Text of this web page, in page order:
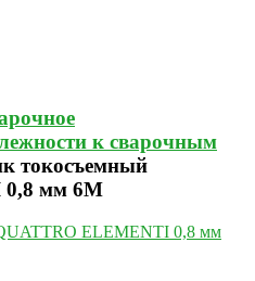
к сварочным
токосъемный
0,8 мм 6М